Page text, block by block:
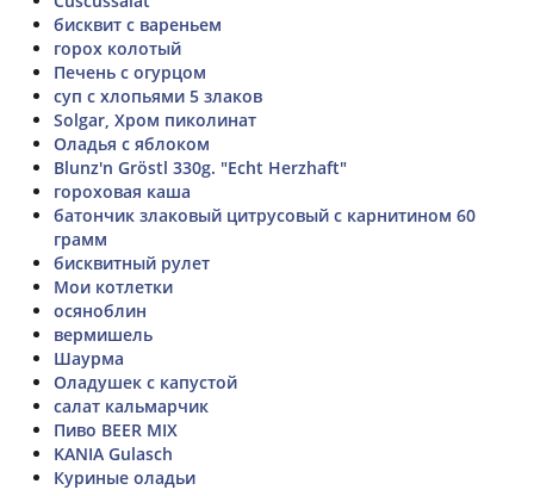
бисквит с вареньем
горох колотый
Печень с огурцом
суп с хлопьями 5 злаков
Solgar, Хром пиколинат
Оладья с яблоком
Blunz'n Gröstl 330g. "Echt Herzhaft"
гороховая каша
батончик злаковый цитрусовый с карнитином 60
грамм
бисквитный рулет
Мои котлетки
осяноблин
вермишель
Шаурма
Оладушек с капустой
салат кальмарчик
Пиво BEER MIX
KANIA Gulasch
Куриные оладьи